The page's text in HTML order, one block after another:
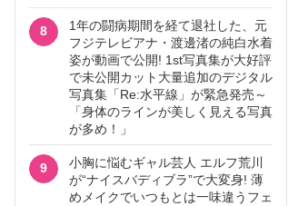
8
1年の闘病期間を経て退社した、元
フジテレビアナ・渡邊渚の純白水着
姿が動画で公開! 1st写真集が大好評
で未公開カット大量追加のデジタル
写真集「Re:水平線」が緊急発売～
「身体のラインが美しく見える写真
が多め！」
9
小胸に悩むギャル芸人 エルフ荒川
が“ナイスバディブラ”で大変身! 薄
めメイクでいつもとは一味違うフェ